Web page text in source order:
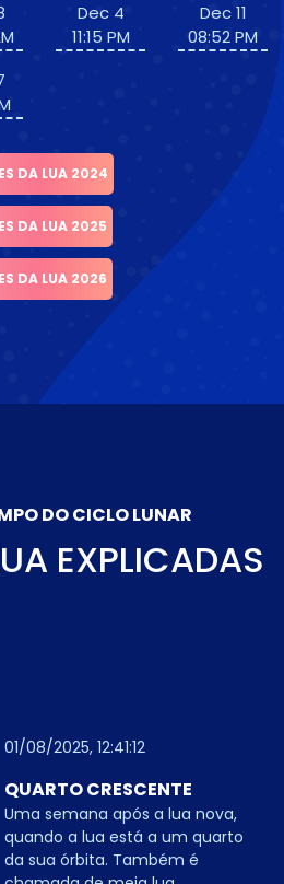
Dec 4
11:15 PM
Dec 11
08:52 PM
DA LUA 2024
DA LUA 2025
DA LUA 2026
DO CICLO LUNAR
EXPLICADAS
01/08/2025, 12:41:12
QUARTO CRESCENTE
Uma semana após a lua nova,
quando a lua está a um quarto
da sua órbita. Também é